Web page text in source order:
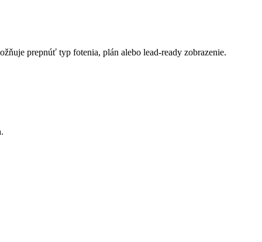
prepnúť typ fotenia, plán alebo lead-ready zobrazenie.